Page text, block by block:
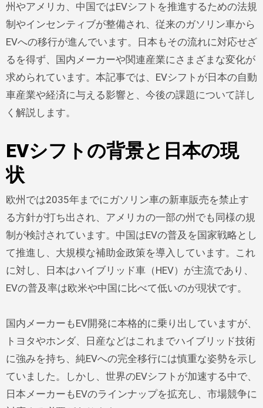
州やアメリカ、中国ではEVシフトを推進するための法規
制やインセンティブが整備され、従来のガソリン車から
EVへの移行が進んでいます。日本もその流れに対応せざ
るを得ず、国内メーカーや関連産業にさまざまな変化が
求められています。本記事では、EVシフトが日本の自動
車産業や経済に与える影響と、今後の課題について詳し
く解説します。
EVシフトの背景と日本の現
状
欧州では2035年までにガソリン車の新車販売を禁止す
る方針が打ち出され、アメリカの一部の州でも同様の規
制が検討されています。中国はEVの普及を国家戦略とし
て推進し、大規模な補助金政策を導入しています。これ
に対し、日本はハイブリッド車（HEV）が主流であり、
EVの普及率は欧米や中国に比べて低いのが現状です。
国内メーカーもEV開発に本格的に乗り出していますが、
トヨタやホンダ、日産などはこれまでハイブリッド技術
に強みを持ち、純EVへの完全移行には慎重な姿勢を示し
ていました。しかし、世界のEVシフトが加速する中で、
日本メーカーもEVのラインナップを拡充し、市場競争に